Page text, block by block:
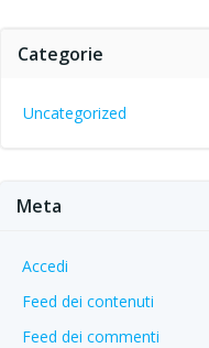
Categorie
Uncategorized
Meta
Accedi
Feed dei contenuti
Feed dei commenti